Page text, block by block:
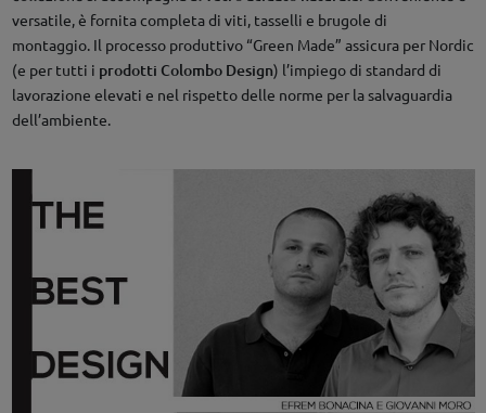
versatile, è fornita completa di viti, tasselli e brugole di
montaggio. Il processo produttivo “Green Made” assicura per Nordic
(e per tutti i prodotti Colombo Design) l’impiego di standard di
lavorazione elevati e nel rispetto delle norme per la salvaguardia
dell’ambiente.